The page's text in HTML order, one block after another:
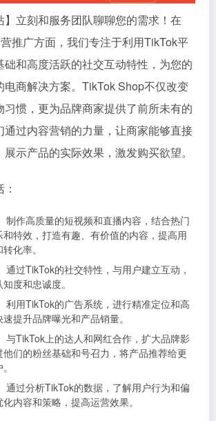
】立刻和服务团队聊聊您的需求！在
推广方面，我们专注于利用TikTok平
础和高度活跃的社交互动特性，为您的
电商解决方案。TikTok Shop不仅改变
习惯，更为品牌商家提供了前所未有的
通过内容营销的力量，让商家能够直接
示产品的实际效果，激发购买欲望。
制作高质量的短视频和直播内容，结合热门
和特效，打造有趣、有价值的内容，提高用
化率。
通过TikTok的社交特性，与用户建立互动，
度和忠诚度。
利用TikTok的广告系统，进行精准定位和高
提升品牌曝光和产品销量。
与TikTok上的达人和网红合作，扩大品牌影
他们的粉丝基础和号召力，将产品推荐给更
通过分析TikTok的数据，了解用户行为和偏
内容和策略，提高运营效果。